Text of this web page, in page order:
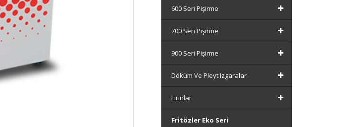
600 Seri Pişirme
700 Seri Pişirme
900 Seri Pişirme
Döküm Ve Pleyt Izgaralar
Fırınlar
Fritözler Eko Seri